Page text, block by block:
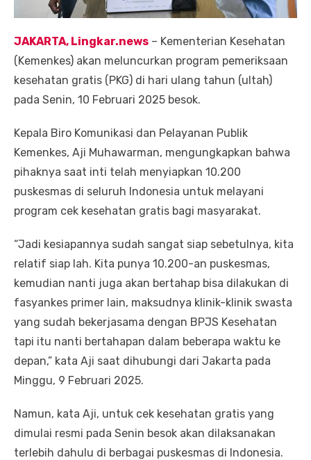
JAKARTA, Lingkar.news – Kementerian Kesehatan
(Kemenkes) akan meluncurkan program pemeriksaan
kesehatan gratis (PKG) di hari ulang tahun (ultah)
pada Senin, 10 Februari 2025 besok.
Kepala Biro Komunikasi dan Pelayanan Publik
Kemenkes, Aji Muhawarman, mengungkapkan bahwa
pihaknya saat inti telah menyiapkan 10.200
puskesmas di seluruh Indonesia untuk melayani
program cek kesehatan gratis bagi masyarakat.
“Jadi kesiapannya sudah sangat siap sebetulnya, kita
relatif siap lah. Kita punya 10.200-an puskesmas,
kemudian nanti juga akan bertahap bisa dilakukan di
fasyankes primer lain, maksudnya klinik-klinik swasta
yang sudah bekerjasama dengan BPJS Kesehatan
tapi itu nanti bertahapan dalam beberapa waktu ke
depan,” kata Aji saat dihubungi dari Jakarta pada
Minggu, 9 Februari 2025.
Namun, kata Aji, untuk cek kesehatan gratis yang
dimulai resmi pada Senin besok akan dilaksanakan
terlebih dahulu di berbagai puskesmas di Indonesia.